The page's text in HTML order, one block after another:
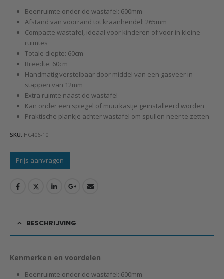
Beenruimte onder de wastafel: 600mm
Afstand van voorrand tot kraanhendel: 265mm
Compacte wastafel, ideaal voor kinderen of voor in kleine
ruimtes
Totale diepte: 60cm
Breedte: 60cm
Handmatig verstelbaar door middel van een gasveer in
stappen van 12mm
Extra ruimte naast de wastafel
Kan onder een spiegel of muurkastje geïnstalleerd worden
Praktische plankje achter wastafel om spullen neer te zetten
SKU: HC406-10
Prijs aanvragen
BESCHRIJVING
Kenmerken en voordelen
Beenruimte onder de wastafel: 600mm